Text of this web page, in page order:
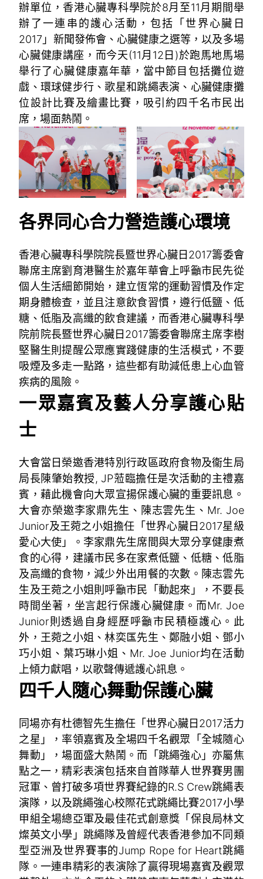
辦單位，香港心臟專科學院於8月至11月期間舉
辦了一連串的護心活動，包括「世界心臟日
2017」新聞發佈會、心臟健康之選等，以及多場
心臟健康講座，而今天(11月12日)於跑馬地馬場
舉行了心臟健康嘉年華，當中節目包括攤位遊
戲、環球健步行、歌星和跳繩表演、心臟健康攤
位設計比賽及繪畫比賽，吸引約四千名市民出
席，場面熱鬧。
各界同心合力營造護心環境
香港心臟專科學院院長暨世界心臟日2017籌委會
聯席主席劉育港醫生於嘉年華會上呼籲市民先從
個人生活細節開始，建立恆常的運動習慣及作定
期身體檢查，並且注意飲食習慣，遵行低鹽、低
糖、低脂及高纖的飲食建議，而香港心臟專科學
院前院長暨世界心臟日2017籌委會聯席主席李樹
堅醫生則提醒公眾應實踐健康的生活模式，不要
吸煙及多走一點路，這些都有助減低患上心血管
疾病的風險。
一眾嘉賓及藝人分享護心貼
士
大會當日榮邀香港特別行政區政府食物及衞生局
局長陳肇始教授, JP蒞臨擔任是次活動的主禮嘉
賓，藉此機會向大眾宣揚保護心臟的重要訊息。
大會亦榮邀李家鼎先生、陳志雲先生、Mr. Joe
Junior及王菀之小姐擔任「世界心臟日2017星級
愛心大使」。李家鼎先生席間與大眾分享健康煮
食的心得，建議市民多在家煮低鹽、低糖、低脂
及高纖的食物，減少外出用餐的次數。陳志雲先
生及王菀之小姐則呼籲市民「動起來」，不要長
時間坐著，坐言起行保護心臟健康。而Mr. Joe
Junior則透過自身經歷呼籲市民積極護心。此
外，王菀之小姐、林奕匤先生、鄭融小姐、鄧小
巧小姐、葉巧琳小姐、Mr. Joe Junior均在活動
上傾力獻唱，以歌聲傳遞護心訊息。
四千人隨心舞動保護心臟
同場亦有杜德智先生擔任「世界心臟日2017活力
之星」，率領嘉賓及全場四千名觀眾「全城隨心
舞動」，場面盛大熱鬧。而「跳繩強心」亦屬焦
點之一，精彩表演包括來自首隊華人世界賽男團
冠軍、曾打破多項世界賽紀錄的R.S Crew跳繩表
演隊，以及跳繩強心校際花式跳繩比賽2017小學
甲組全場總亞軍及最佳花式創意獎「保良局林文
燦英文小學」跳繩隊及曾經代表香港參加不同類
型亞洲及世界賽事的Jump Rope for Heart跳繩
隊。一連串精彩的表演除了贏得現場嘉賓及觀眾